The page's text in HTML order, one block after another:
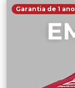
Garantia de 1 ano